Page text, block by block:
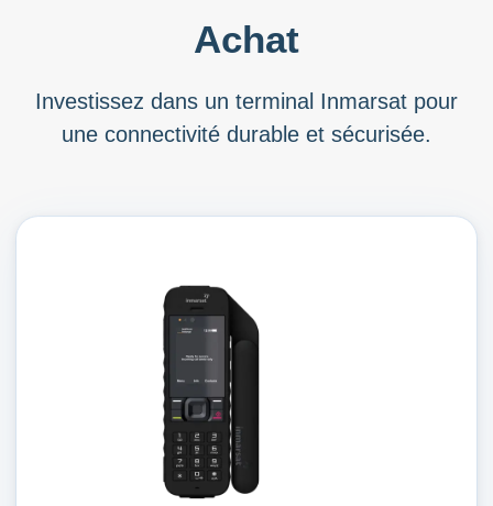
Achat
Investissez dans un terminal Inmarsat pour
une connectivité durable et sécurisée.